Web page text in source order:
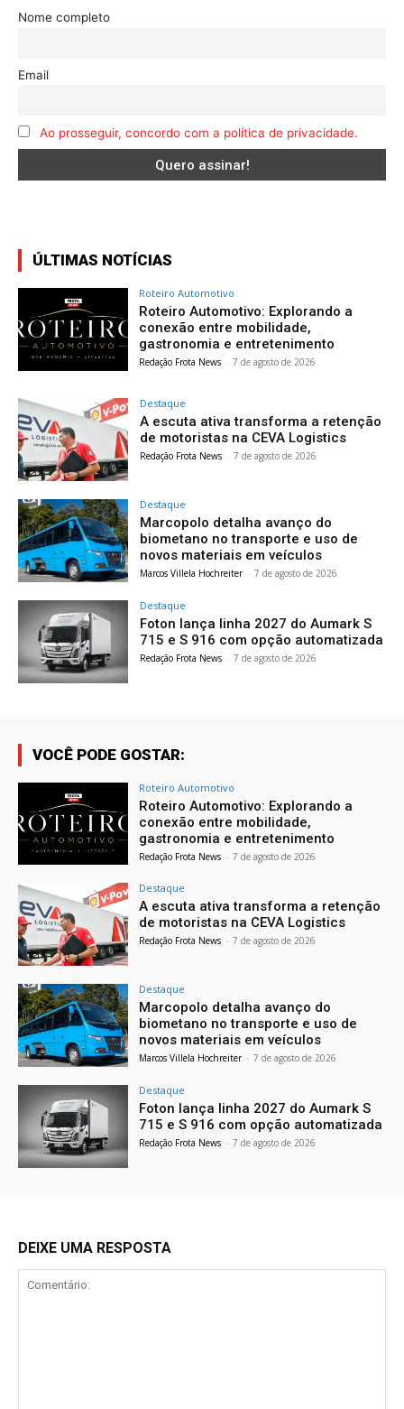
Nome completo
Email
Ao prosseguir, concordo com a política de privacidade.
ÚLTIMAS NOTÍCIAS
Roteiro Automotivo
Roteiro Automotivo: Explorando a
conexão entre mobilidade,
gastronomia e entretenimento
Redação Frota News - 7 de agosto de 2026
Destaque
A escuta ativa transforma a retenção
de motoristas na CEVA Logistics
Redação Frota News - 7 de agosto de 2026
Destaque
Marcopolo detalha avanço do
biometano no transporte e uso de
novos materiais em veículos
Marcos Villela Hochreiter - 7 de agosto de 2026
Destaque
Foton lança linha 2027 do Aumark S
715 e S 916 com opção automatizada
Redação Frota News - 7 de agosto de 2026
VOCÊ PODE GOSTAR:
Roteiro Automotivo
Roteiro Automotivo: Explorando a
conexão entre mobilidade,
gastronomia e entretenimento
Redação Frota News - 7 de agosto de 2026
Destaque
A escuta ativa transforma a retenção
de motoristas na CEVA Logistics
Redação Frota News - 7 de agosto de 2026
Destaque
Marcopolo detalha avanço do
biometano no transporte e uso de
novos materiais em veículos
Marcos Villela Hochreiter - 7 de agosto de 2026
Destaque
Foton lança linha 2027 do Aumark S
715 e S 916 com opção automatizada
Redação Frota News - 7 de agosto de 2026
DEIXE UMA RESPOSTA